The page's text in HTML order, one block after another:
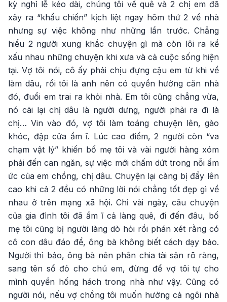
kỳ nghỉ lễ kéo dài, chúng tôi về quê và 2 chị em đã
xảy ra “khẩu chiến” kịch liệt ngay hôm thứ 2 về nhà
nhưng sự việc không như những lần trước. Chẳng
hiểu 2 người xung khắc chuyện gì mà còn lôi ra kể
xấu nhau những chuyện khi xưa và cả cuộc sống hiện
tại. Vợ tôi nói, cô ấy phải chịu đựng cậu em từ khi về
làm dâu, rồi tôi là anh nên có quyền hưởng căn nhà
đó, đuổi em trai ra khỏi nhà. Em tôi cũng chẳng vừa,
nó cãi lại chị dâu là người dưng, người phải ra đi là
chị… Vin vào đó, vợ tôi làm toáng chuyện lên, gào
khóc, đập cửa ầm ĩ. Lúc cao điểm, 2 người còn “va
chạm vật lý” khiến bố mẹ tôi và vài người hàng xóm
phải đến can ngăn, sự việc mới chấm dứt trong nỗi ấm
ức của em chồng, chị dâu. Chuyện lại càng bị đẩy lên
cao khi cả 2 đều có những lời nói chẳng tốt đẹp gì về
nhau ở trên mạng xã hội. Chỉ vài ngày, câu chuyện
của gia đình tôi đã ầm ĩ cả làng quê, đi đến đâu, bố
mẹ tôi cũng bị người làng dò hỏi rồi phán xét rằng có
cô con dâu đáo để, ông bà không biết cách dạy bảo.
Người thì bảo, ông bà nên phân chia tài sản rõ ràng,
sang tên sổ đỏ cho chú em, đừng để vợ tôi tự cho
mình quyền hống hách trong nhà như vậy. Cũng có
người nói, nếu vợ chồng tôi muốn hưởng cả ngôi nhà